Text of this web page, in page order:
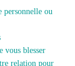
personnelle ou
vous blesser
relation pour